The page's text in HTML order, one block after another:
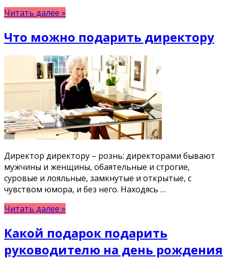
Читать далее »
Что можно подарить директору
Директор директору – рознь: директорами бывают
мужчины и женщины, обаятельные и строгие,
суровые и лояльные, замкнутые и открытые, с
чувством юмора, и без него. Находясь …
Читать далее »
Какой подарок подарить
руководителю на день рождения